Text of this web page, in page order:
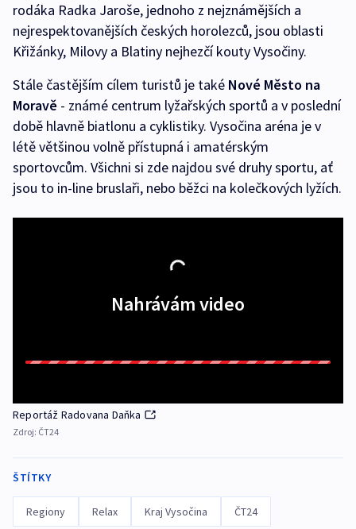
rodáka Radka Jaroše, jednoho z nejznámějších a
nejrespektovanějších českých horolezců, jsou oblasti
Křižánky, Milovy a Blatiny nejhezčí kouty Vysočiny.
Stále častějším cílem turistů je také Nové Město na
Moravě - známé centrum lyžařských sportů a v poslední
době hlavně biatlonu a cyklistiky. Vysočina aréna je v
létě většinou volně přístupná i amatérským
sportovcům. Všichni si zde najdou své druhy sportu, ať
jsou to in-line bruslaři, nebo běžci na kolečkových lyžích.
Nahrávám video
Reportáž Radovana Daňka
Zdroj: ČT24
ŠTÍTKY
Regiony Relax Kraj Vysočina ČT24